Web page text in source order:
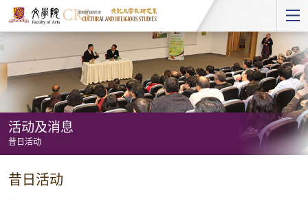
Start
main
Content
活动及消息
昔日活动
动昔日活动